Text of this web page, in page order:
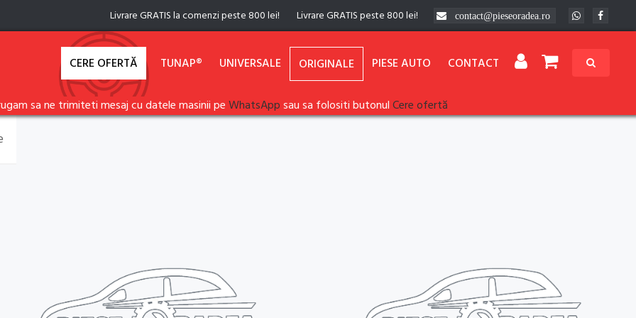
Livrare GRATIS la comenzi peste 800 lei! Livrare GRATIS peste 800 lei! contact@pieseoradea.ro
CERE OFERTĂ TUNAP® UNIVERSALE ORIGINALE PIESE AUTO CONTACT
sa ne trimiteti mesaj cu datele masinii peWhatsAppsau sa folositi butonulCere ofertă